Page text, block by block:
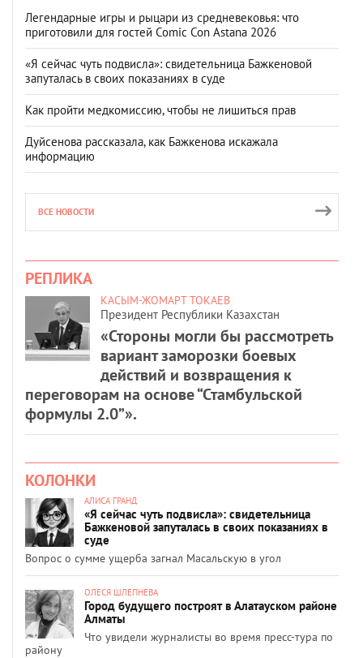
Легендарные игры и рыцари из средневековья: что
приготовили для гостей Comic Con Astana 2026
«Я сейчас чуть подвисла»: свидетельница Бажкеновой
запуталась в своих показаниях в суде
Как пройти медкомиссию, чтобы не лишиться прав
Дуйсенова рассказала, как Бажкенова искажала
информацию
ВСЕ НОВОСТИ
РЕПЛИКА
КАСЫМ-ЖОМАРТ ТОКАЕВ
Президент Республики Казахстан
«Стороны могли бы рассмотреть
вариант заморозки боевых
действий и возвращения к
переговорам на основе “Стамбульской
формулы 2.0”».
КОЛОНКИ
АЛИСА ГРАНД
«Я сейчас чуть подвисла»: свидетельница
Бажкеновой запуталась в своих показаниях в
суде
Вопрос о сумме ущерба загнал Масальскую в угол
ОЛЕСЯ ШЛЕПНЕВА
Город будущего построят в Алатауском районе
Алматы
Что увидели журналисты во время пресс-тура по
району